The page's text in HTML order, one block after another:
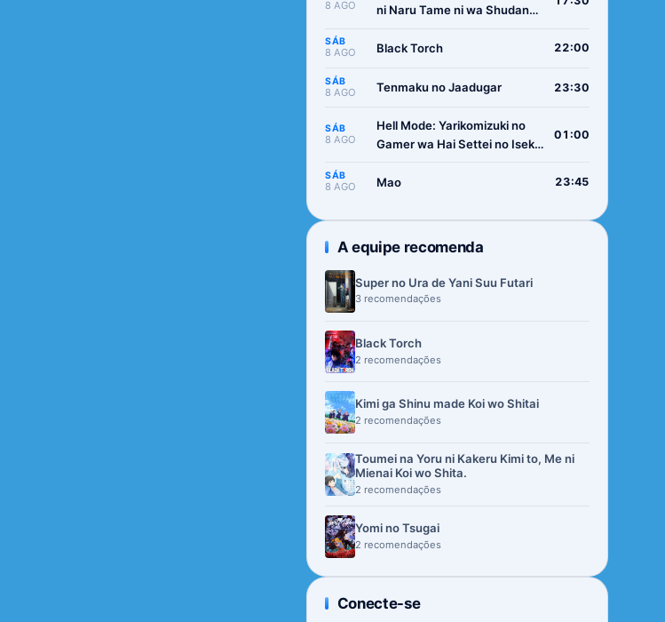
8 AGO
ni Naru Tame ni wa Shudan
Ryoushu no Youjo
SÁB
8 AGO Black Torch 22:00
SÁB
8 AGO Tenmaku no Jaadugar 23:30
SÁB
8 AGO
Hell Mode: Yarikomizuki no
Gamer wa Hai Settei no Isekai
01:00
SÁB
8 AGO Mao 23:45
A equipe recomenda
Super no Ura de Yani Suu Futari
3 recomendações
Black Torch
2 recomendações
Kimi ga Shinu made Koi wo Shitai
2 recomendações
Toumei na Yoru ni Kakeru Kimi to, Me ni
Mienai Koi wo Shita.
2 recomendações
Yomi no Tsugai
2 recomendações
Conecte-se